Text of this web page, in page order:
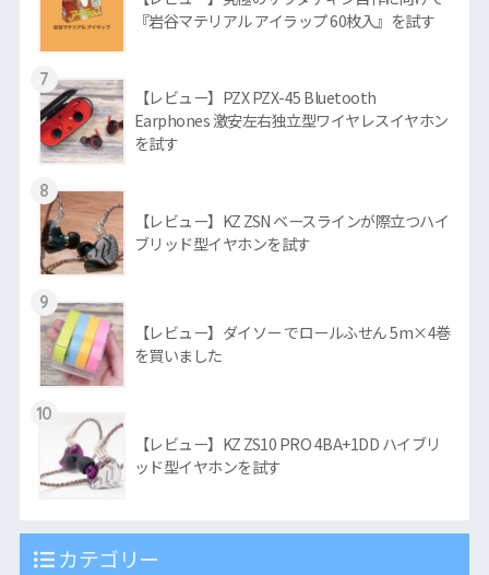
『岩谷マテリアル アイラップ 60枚入』を試す
7
【レビュー】PZX PZX-45 Bluetooth
Earphones 激安左右独立型ワイヤレスイヤホン
を試す
8
【レビュー】KZ ZSN ベースラインが際立つハイ
ブリッド型イヤホンを試す
9
【レビュー】ダイソー でロールふせん 5m×4巻
を買いました
10
【レビュー】KZ ZS10 PRO 4BA+1DD ハイブリ
ッド型イヤホンを試す
カテゴリー